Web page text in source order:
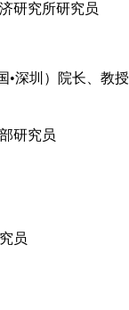
研究所研究员
•深圳）院长、教授
研究员
员